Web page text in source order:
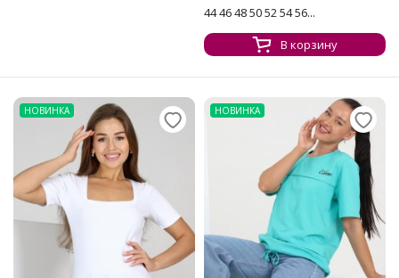
44 46 48 50 52 54 56...
В корзину
НОВИНКА НОВИНКА